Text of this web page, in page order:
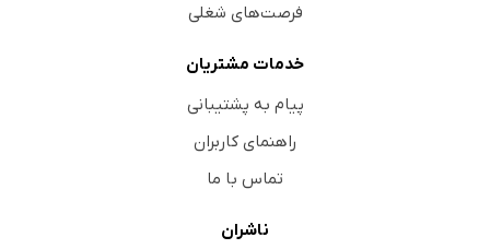
فرصت‌های شغلی
خدمات مشتریان
پیام به پشتیبانی
راهنمای کاربران
تماس با ما
ناشران